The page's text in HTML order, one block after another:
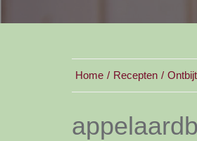
Home Recepten Ontbijt